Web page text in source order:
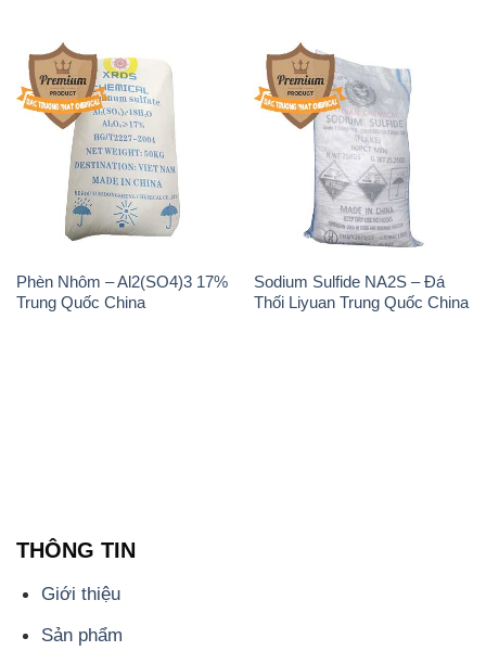
📞PHÒNG KINH DOANH - CÔNG TY HÓA CHẤT
ĐẮC TRƯỜNG PHÁT
🌐 Website: https://hoachatviet.net/
📞 Hotline: - 0933.920.505 - 028.3504.5555
- 028.3756.1835 - 028.3756.1840 - 028.3756.1841-
028.3756.1842
- 0932.660.696 - 0901.326.566 - 0906.387.866 -
0902.765.866
CÔNG TY XNK TM SX HÓA CHẤT ĐẮC TRƯỜNG
PHÁT